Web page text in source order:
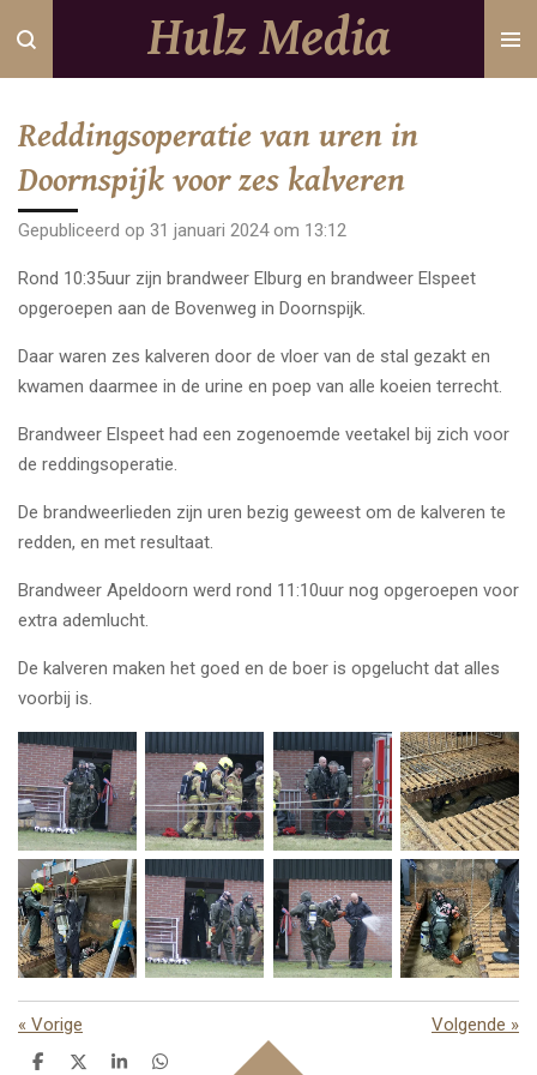
Ga
direct
hoofdinhoud
Hulz Media
Reddingsoperatie van uren in
Doornspijk voor zes kalveren
Gepubliceerd op 31 januari 2024 om 13:12
Rond 10:35uur zijn brandweer Elburg en brandweer Elspeet
opgeroepen aan de Bovenweg in Doornspijk.
Daar waren zes kalveren door de vloer van de stal gezakt en
kwamen daarmee in de urine en poep van alle koeien terrecht.
Brandweer Elspeet had een zogenoemde veetakel bij zich voor
de reddingsoperatie.
De brandweerlieden zijn uren bezig geweest om de kalveren te
redden, en met resultaat.
Brandweer Apeldoorn werd rond 11:10uur nog opgeroepen voor
extra ademlucht.
De kalveren maken het goed en de boer is opgelucht dat alles
voorbij is.
« Vorige Volgende »
D D S D